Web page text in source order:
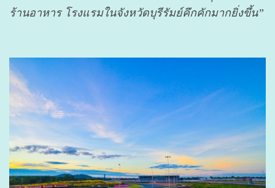
ร้านอาหาร โรงแรมในจังหวัดบุรีรัมย์คึกคักมากยิ่งขึ้น”